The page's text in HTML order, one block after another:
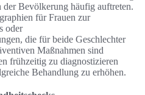
Bevölkerung häufig auftreten.
für Frauen zur
oder
die für beide Geschlechter
Maßnahmen sind
frühzeitig zu diagnostizieren
Behandlung zu erhöhen.